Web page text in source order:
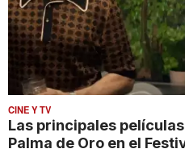
CINE Y TV
Las principales
Palma de Oro en el